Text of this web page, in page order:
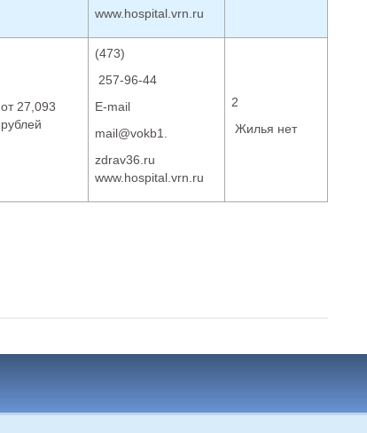
www.hospital.vrn.ru
от 27,093
рублей
(473)
257-96-44
Е-mail
mail@vokb1.
zdrav36.ru
www.hospital.vrn.ru
2
Жилья нет